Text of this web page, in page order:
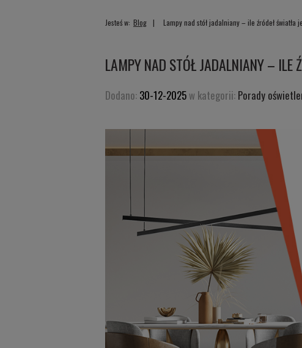
Jesteś w: Blog Lampy nad stół jadalniany – ile źródeł światła
LAMPY NAD STÓŁ JADALNIANY – ILE
Dodano: 30-12-2025 w kategorii: Porady